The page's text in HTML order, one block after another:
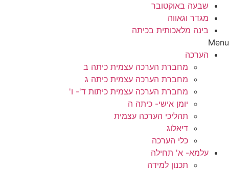
שבעה באוקטובר
מגדר וגאווה
בינה מלאכותית בכיתה
Menu
הערכה
מחברת הערכה עצמית כיתה ב
מחברת הערכה עצמית כיתה ג
מחברת הערכה עצמית כיתות ד'- ו'
יומן אישי- כיתה ה
תהליכי הערכה עצמית
דיאלוג
כלי הערכה
עלמא- א' תחילה
תכנון למידה